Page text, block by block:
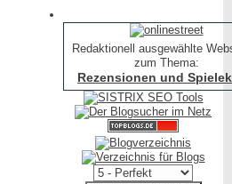
Redaktionell ausgewählte
zum Thema:
Rezensionen und